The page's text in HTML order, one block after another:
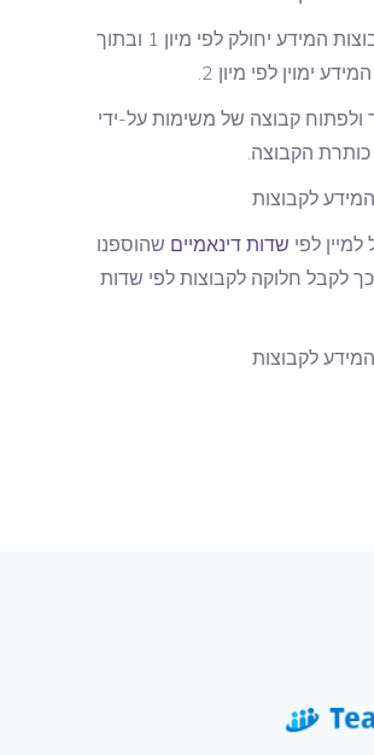
בהצגת קבוצות המידע יחולק לפי מיון 1 ובתוך
ימוין לפי מיון 2.
ולפתוח קבוצה של משימות על-ידי
הקבוצה.
למיין לפי שדות דינאמיים שהוספנו
לקבל חלוקה לקבוצות לפי שדות